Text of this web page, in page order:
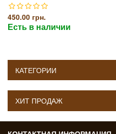
450.00 грн.
Есть в наличии
КАТЕГОРИИ
ХИТ ПРОДАЖ